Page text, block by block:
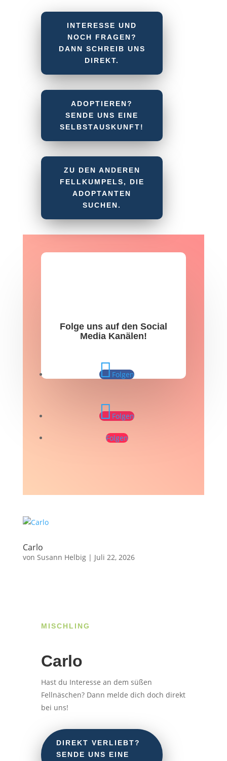
INTERESSE UND
NOCH FRAGEN?
DANN SCHREIB UNS
DIREKT.
ADOPTIEREN?
SENDE UNS EINE
SELBSTAUSKUNFT!
ZU DEN ANDEREN
FELLKUMPELS, DIE
ADOPTANTEN
SUCHEN.
Folge uns auf den Social
Media Kanälen!
Folgen
Folgen
Folgen
Carlo
von Susann Helbig| Juli 22, 2026
MISCHLING
Carlo
Hast du Interesse an dem süßen
Fellnäschen? Dann melde dich doch direkt
bei uns!
DIREKT VERLIEBT?
SENDE UNS EINE